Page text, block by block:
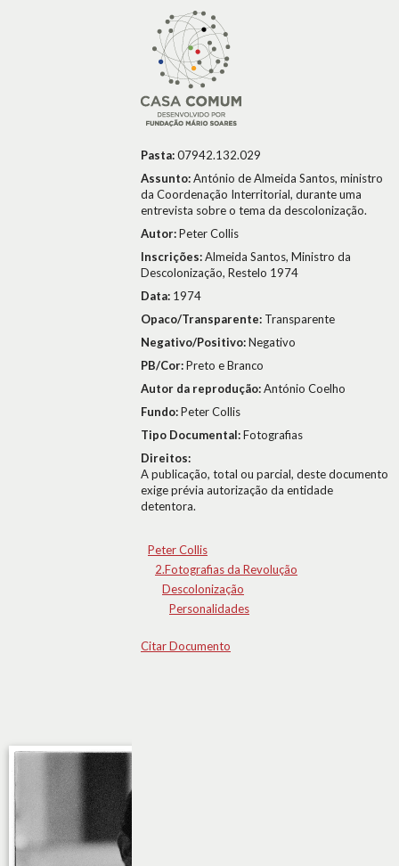
Pasta:07942.132.029
Assunto:António de Almeida Santos, ministro
da Coordenação Interritorial, durante uma
entrevista sobre o tema da descolonização.
Autor:Peter Collis
Inscrições:Almeida Santos, Ministro da
Descolonização, Restelo 1974
Data: 1974
Opaco/Transparente: Transparente
Negativo/Positivo:Negativo
PB/Cor:Preto e Branco
Autor da reprodução:António Coelho
Fundo:Peter Collis
Tipo Documental:Fotografias
Direitos:
A publicação, total ou parcial, deste documento
exige prévia autorização da entidade
detentora.
Peter Collis
2.Fotografias da Revolução
Descolonização
Personalidades
Citar Documento